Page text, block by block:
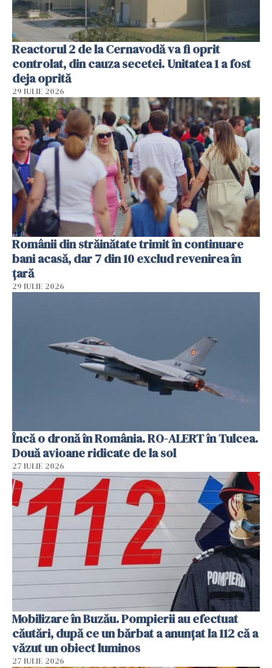
Reactorul 2 de la Cernavodă va fi oprit
controlat, din cauza secetei. Unitatea 1 a fost
deja oprită
29 IULIE 2026
Românii din străinătate trimit în continuare
bani acasă, dar 7 din 10 exclud revenirea în
țară
29 IULIE 2026
Încă o dronă în România. RO-ALERT în Tulcea.
Două avioane ridicate de la sol
27 IULIE 2026
Mobilizare în Buzău. Pompierii au efectuat
căutări, după ce un bărbat a anunțat la 112 că a
văzut un obiect luminos
27 IULIE 2026